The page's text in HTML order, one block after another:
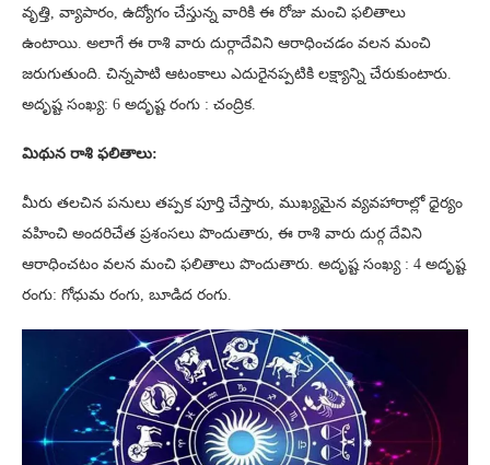
వృత్తి, వ్యాపారం, ఉద్యోగం చేస్తున్న వారికి ఈ రోజు మంచి ఫలితాలు
ఉంటాయి. అలాగే ఈ రాశి వారు దుర్గాదేవిని ఆరాధించడం వలన మంచి
జరుగుతుంది. చిన్నపాటి ఆటంకాలు ఎదురైనప్పటికి లక్ష్యాన్ని చేరుకుంటారు.
అదృష్ట సంఖ్య: 6 అదృష్ట రంగు : చంద్రిక.
మిథున రాశి ఫలితాలు:
మీరు తలచిన పనులు తప్పక పూర్తి చేస్తారు, ముఖ్యమైన వ్యవహారాల్లో ధైర్యం
వహించి అందరిచేత ప్రశంసలు పొందుతారు, ఈ రాశి వారు దుర్గ దేవిని
ఆరాధించటం వలన మంచి ఫలితాలు పొందుతారు. అదృష్ట సంఖ్య : 4 అదృష్ట
రంగు: గోధుమ రంగు, బూడిద రంగు.